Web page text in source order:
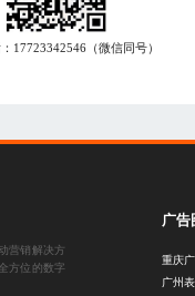
17723342546 （微信同号）
营销解决方
方位的数字
广告
重庆
广州